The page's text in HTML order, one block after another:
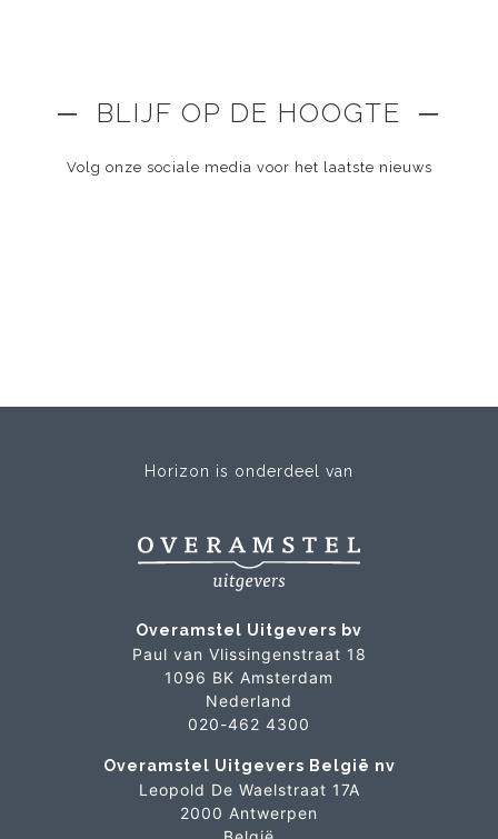
─ BLIJF OP DE HOOGTE ─
Volg onze sociale media voor het laatste nieuws
Horizon is onderdeel van
Overamstel Uitgevers bv
Paul van Vlissingenstraat 18
1096 BK Amsterdam
Nederland
020-462 4300
Overamstel Uitgevers België nv
Leopold De Waelstraat 17A
2000 Antwerpen